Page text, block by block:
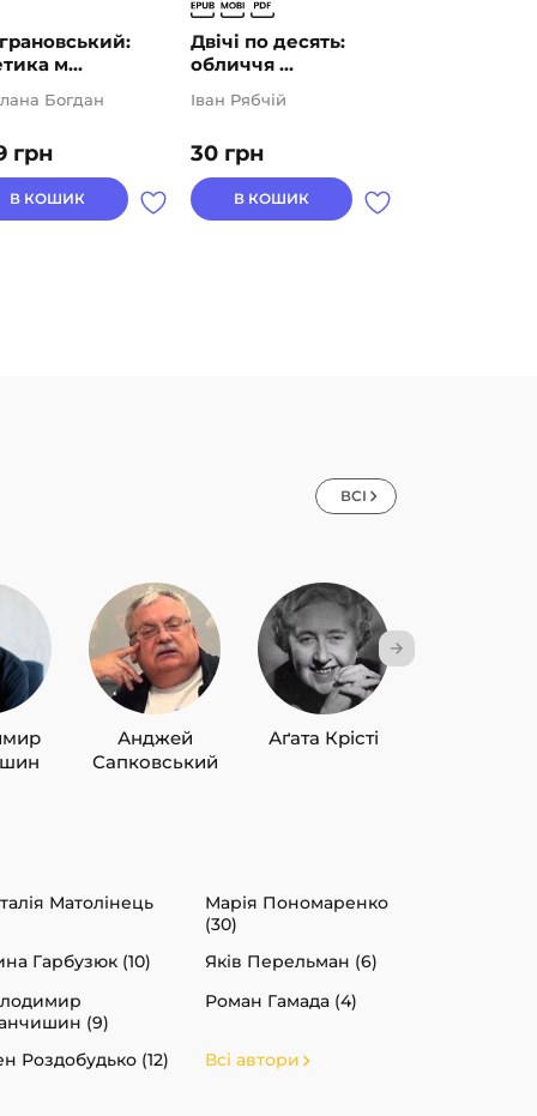
м...
грн
Богдан
В КОШИК
Двічі по десять:
обличчя ...
30 грн
Іван Рябчій
В КОШИК
ВСІ
Анджей
Сапковський
Аґата Крісті
Матолінець
Марія Пономаренко
(30)
Гарбузюк (10)
Яків Перельман (6)
(9)
Роман Гамада (4)
Роздобудько (12) Всі автори